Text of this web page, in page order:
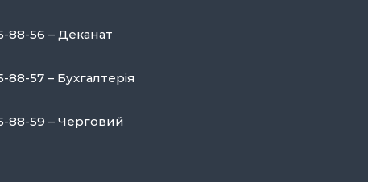
88-56 – Деканат
88-57 – Бухгалтерія
88-59 – Черговий